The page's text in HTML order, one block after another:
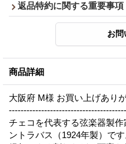
返品特約に関する重要事項
商品詳細
大阪府 M様 お買い上げあり
チェコを代表する弦楽器製
ントラバス（1924年製）です